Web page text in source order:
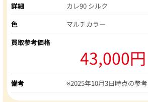
詳細
カレ90 シルク
色
マルチカラー
買取参考価格
43,000円
備考 ※2025年10月3日時点の参